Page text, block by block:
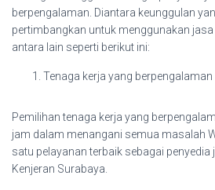
berpengalaman. Diantara keunggulan
pertimbangkan untuk menggunakan
antara lain seperti berikut ini:
Tenaga kerja yang berpengalaman
Pemilihan tenaga kerja yang
jam dalam menangani semua masalah
satu pelayanan terbaik sebagai penyedia
Kenjeran Surabaya.